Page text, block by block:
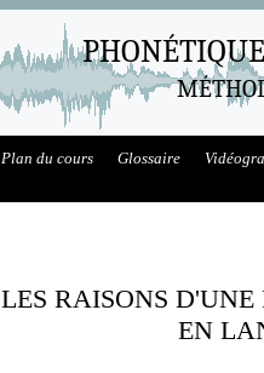
Plan du cours Glossaire
LES RAISONS
EN